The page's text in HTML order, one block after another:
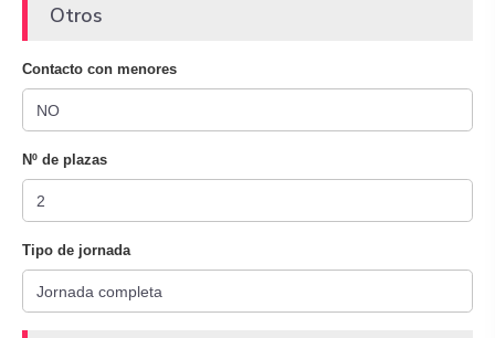
Otros
Contacto con menores
Nº de plazas
Tipo de jornada